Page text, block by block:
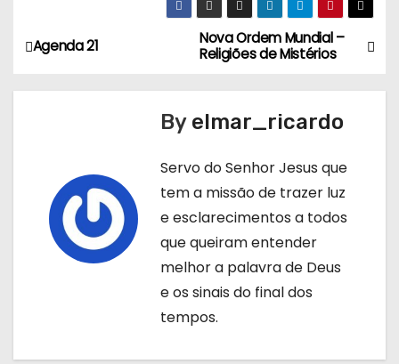
N
a
Nova Ordem Mundial –
Religiões de Mistérios
Agenda 21
By elmar_ricardo
Servo do Senhor Jesus que
tem a missão de trazer luz
e esclarecimentos a todos
que queiram entender
melhor a palavra de Deus
e os sinais do final dos
tempos.